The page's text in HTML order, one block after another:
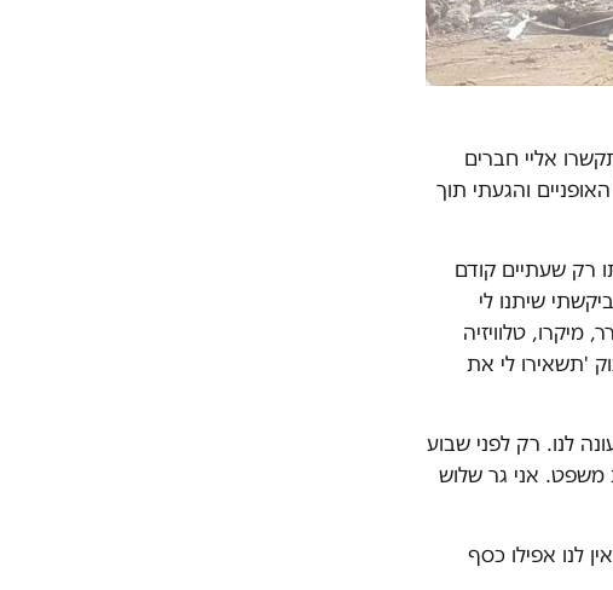
אליי חברים
והגעתי תוך
רק שעתיים קודם
שיתנו לי
טלוויזיה
'תשאירו לי את
לנו. רק לפני שבוע
משפט. אני גר שלוש
לנו אפילו כסף